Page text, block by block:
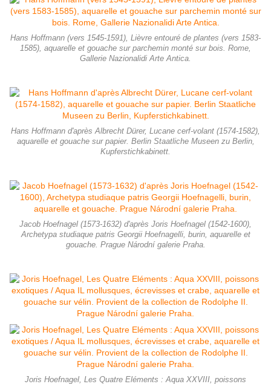
Hans Hoffmann (vers 1545-1591), Lièvre entouré de plantes (vers 1583-
1585), aquarelle et gouache sur parchemin monté sur bois. Rome,
Gallerie Nazionalidi Arte Antica.
Hans Hoffmann d'après Albrecht Dürer, Lucane cerf-volant (1574-1582),
aquarelle et gouache sur papier. Berlin Staatliche Museen zu Berlin,
Kupferstichkabinett.
Jacob Hoefnagel (1573-1632) d'après Joris Hoefnagel (1542-1600),
Archetypa studiaque patris Georgii Hoefnagelli, burin, aquarelle et
gouache. Prague Národní galerie Praha.
Joris Hoefnagel, Les Quatre Eléments : Aqua XXVIII, poissons